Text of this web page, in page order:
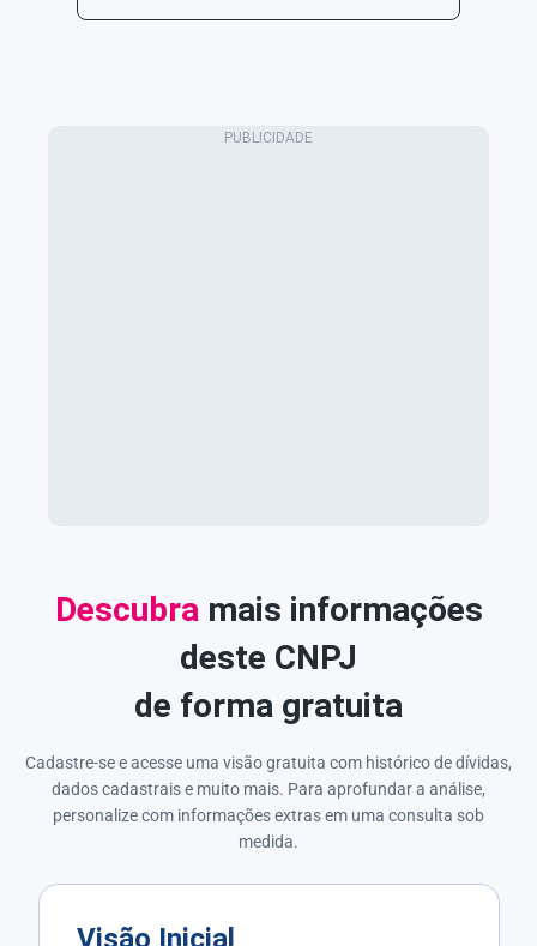
Descubra mais informações
deste CNPJ
de forma gratuita
Cadastre-se e acesse uma visão gratuita com histórico de dívidas,
dados cadastrais e muito mais. Para aprofundar a análise,
personalize com informações extras em uma consulta sob
medida.